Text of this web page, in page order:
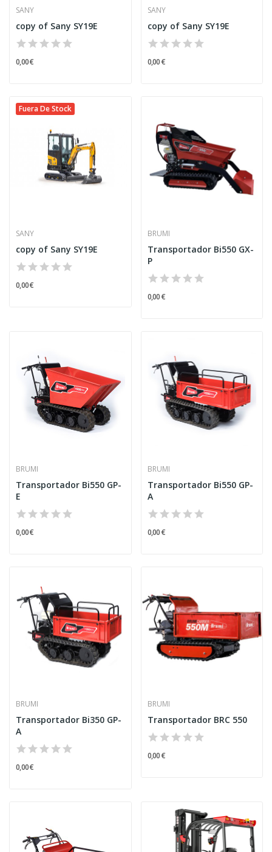
SANY
copy of Sany SY19E
0,00 €
SANY
copy of Sany SY19E
0,00 €
Fuera De Stock
SANY
copy of Sany SY19E
0,00 €
BRUMI
Transportador Bi550 GX-
P
0,00 €
BRUMI
Transportador Bi550 GP-
E
0,00 €
BRUMI
Transportador Bi550 GP-
A
0,00 €
BRUMI
Transportador Bi350 GP-
A
0,00 €
BRUMI
Transportador BRC 550
0,00 €